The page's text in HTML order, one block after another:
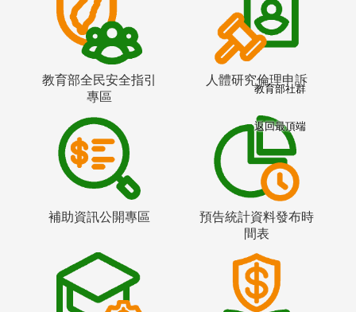
教育部全民安全指引
專區
人體研究倫理申訴
補助資訊公開專區
預告統計資料發布時
間表
教育部社群
返回最頂端